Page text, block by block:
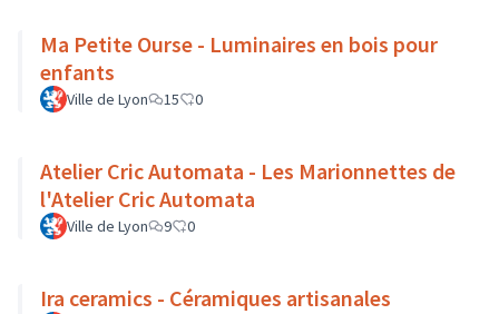
Ma Petite Ourse - Luminaires en bois pour
enfants
Ville de Lyon 15 0
Atelier Cric Automata - Les Marionnettes de
l'Atelier Cric Automata
Ville de Lyon 9 0
Ira ceramics - Céramiques artisanales